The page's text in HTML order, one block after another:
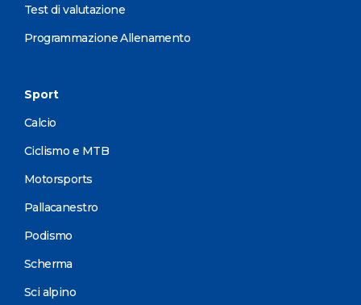
Test di valutazione
Programmazione Allenamento
Sport
Calcio
Ciclismo e MTB
Motorsports
Pallacanestro
Podismo
Scherma
Sci alpino